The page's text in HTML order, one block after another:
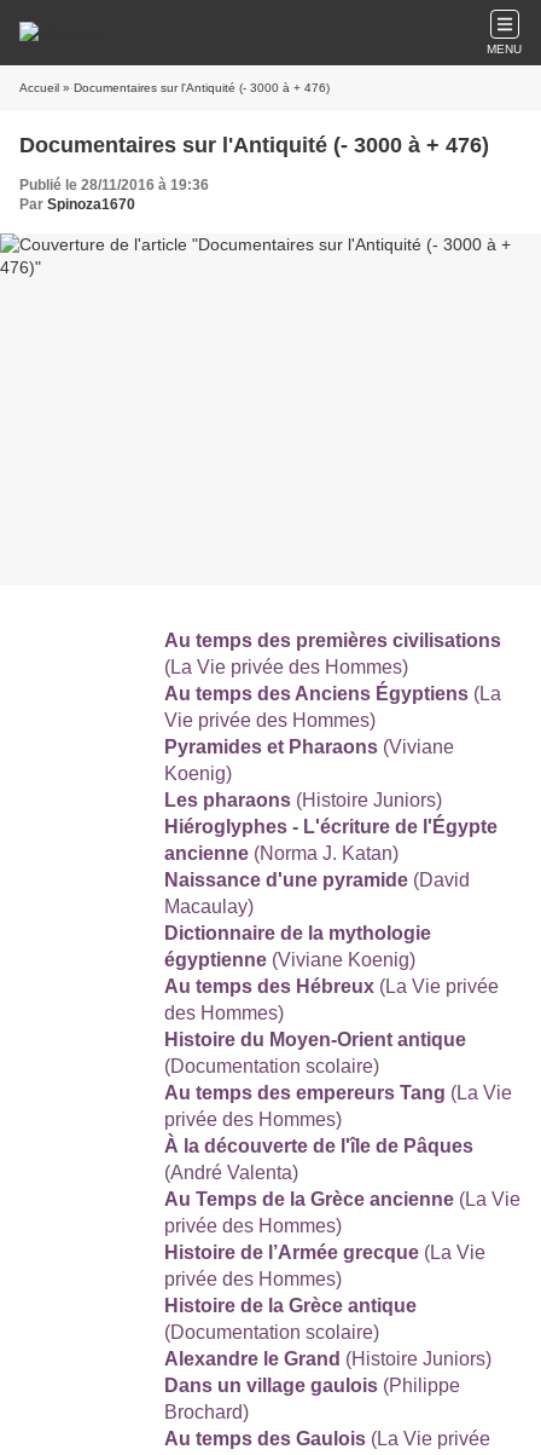
MENU
Accueil » Documentaires sur l'Antiquité (- 3000 à + 476)
Documentaires sur l'Antiquité (- 3000 à + 476)
Publié le 28/11/2016 à 19:36
Par Spinoza1670
Au temps des premières civilisations
(La Vie privée des Hommes)
Au temps des Anciens Égyptiens (La
Vie privée des Hommes)
Pyramides et Pharaons (Viviane
Koenig)
Les pharaons (Histoire Juniors)
Hiéroglyphes - L'écriture de l'Égypte
ancienne (Norma J. Katan)
Naissance d'une pyramide (David
Macaulay)
Dictionnaire de la mythologie
égyptienne (Viviane Koenig)
Au temps des Hébreux (La Vie privée
des Hommes)
Histoire du Moyen-Orient antique
(Documentation scolaire)
Au temps des empereurs Tang (La Vie
privée des Hommes)
À la découverte de l'île de Pâques
(André Valenta)
Au Temps de la Grèce ancienne (La Vie
privée des Hommes)
Histoire de l’Armée grecque (La Vie
privée des Hommes)
Histoire de la Grèce antique
(Documentation scolaire)
Alexandre le Grand (Histoire Juniors)
Dans un village gaulois (Philippe
Brochard)
Au temps des Gaulois (La Vie privée